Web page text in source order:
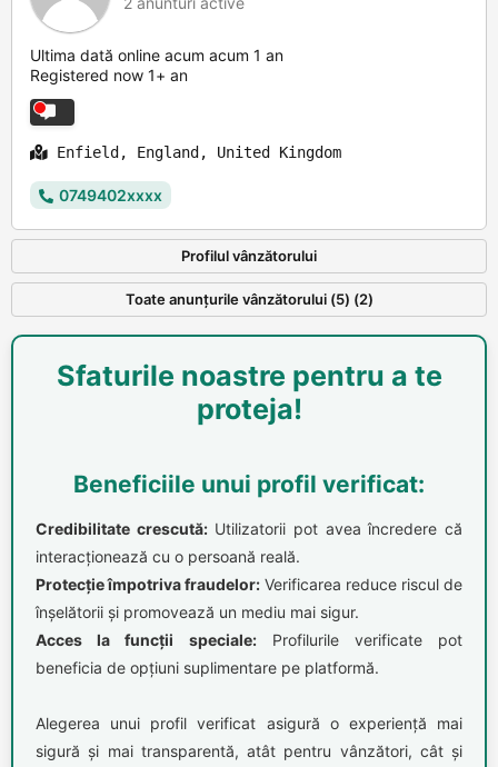
Ultima dată online acum acum 1 an
Registered now 1+ an
Enfield, England, United Kingdom
0749402xxxx
Profilul vânzătorului
Toate anunțurile vânzătorului (5) (2)
Sfaturile noastre pentru a te
proteja!
Beneficiile unui profil verificat:
Credibilitate crescută:Utilizatorii pot avea încredere că
interacționează cu o persoană reală.
Protecție împotriva fraudelor: Verificarea reduce riscul de
înșelătorii și promovează un mediu mai sigur.
Acces la funcții speciale:Profilurile verificate pot
beneficia de opțiuni suplimentare pe platformă.
Alegerea unui profil verificat asigură o experiență mai
sigură și mai transparentă, atât pentru vânzători, cât și